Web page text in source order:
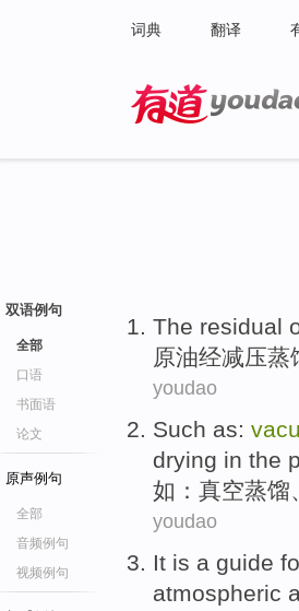
词典 翻译
双语例句
全部
口语
书面语
论文
原声例句
全部
音频例句
视频例句
The residual
原油经减压蒸
youdao
Such as:
drying in the
如 ： 真空蒸馏
youdao
It is a guide
atmospheric